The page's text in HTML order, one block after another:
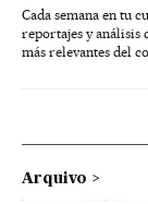
Cada semana en tu
reportajes y análisis
más relevantes del
Arquivo